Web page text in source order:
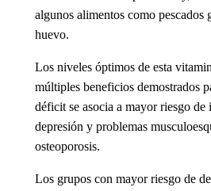
algunos alimentos como pescados
huevo.
Los niveles óptimos de esta
múltiples beneficios demostrados
déficit se asocia a mayor riesgo de
depresión y problemas
osteoporosis.
Los grupos con mayor riesgo de